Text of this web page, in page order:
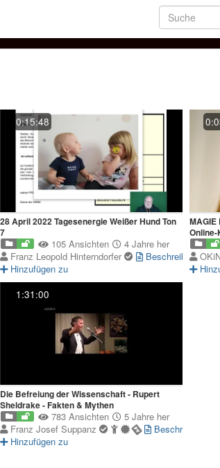
0:15:48
28 April 2022 Tagesenergie Weißer Hund Ton
7
105 Ansichten
4 Jahre her
Franz Leopold Hinterndorfer
Beschreibung
Hinzufügen zu
MAGIE
Online-
1:31:00
Die Befreiung der Wissenschaft - Rupert
Sheldrake - Fakten & Mythen
783 Ansichten
5 Jahre her
Franz Josef Suppanz
Beschreibung
Hinzufügen zu